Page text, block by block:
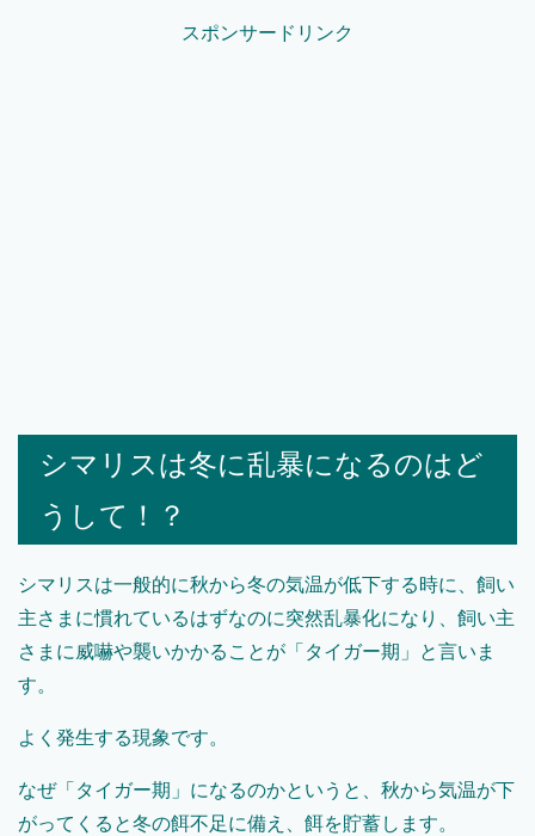
スポンサードリンク
シマリスは冬に乱暴になるのはど
うして！？
シマリスは一般的に秋から冬の気温が低下する時に、飼い
主さまに慣れているはずなのに突然乱暴化になり、飼い主
さまに威嚇や襲いかかることが「タイガー期」と言いま
す。
よく発生する現象です。
なぜ「タイガー期」になるのかというと、秋から気温が下
がってくると冬の餌不足に備え、餌を貯蓄します。